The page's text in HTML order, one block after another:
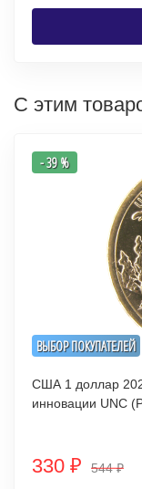
С этим
ВЫБОР ПОКУПАТЕЛЕЙ
- 39 %
США 1 доллар
инновации UNC
330 ₽ 544₽